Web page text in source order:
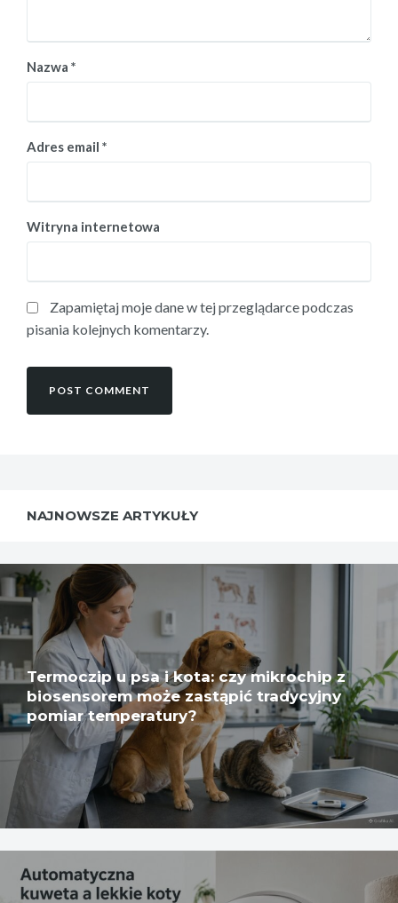
Nazwa *
Adres email *
Witryna internetowa
Zapamiętaj moje dane w tej przeglądarce podczas
pisania kolejnych komentarzy.
NAJNOWSZE ARTYKUŁY
Termoczip u psa i kota: czy mikrochip z
biosensorem może zastąpić tradycyjny
pomiar temperatury?